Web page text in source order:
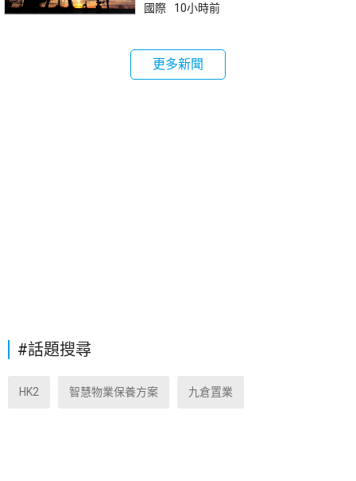
國際 10小時前
更多新聞
#話題搜尋
HK2 智慧物業保養方案 九倉置業